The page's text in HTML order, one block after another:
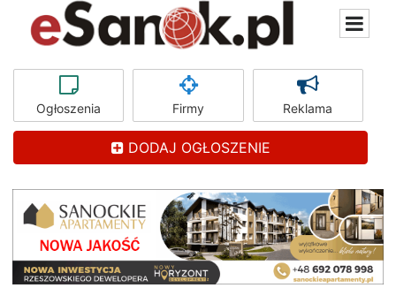
Ogłoszenia Firmy Reklama
DODAJ OGŁOSZENIE